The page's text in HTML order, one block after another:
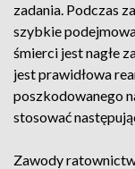
zadania. Podczas
szybkie
śmierci jest nagłe
jest prawidłowa
poszkodowanego
stosować
Zawody